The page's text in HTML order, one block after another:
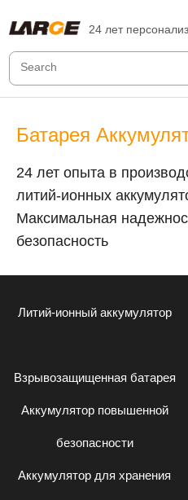
24 лет
Батарея
24 лет опыта в
литий-ионных
Максимальная
безопасность
Литий-ионный аккумулятор
Взрывозащищенная батарея
Аккумулятор повышенной
безопасности
Аккумулятор для хранения